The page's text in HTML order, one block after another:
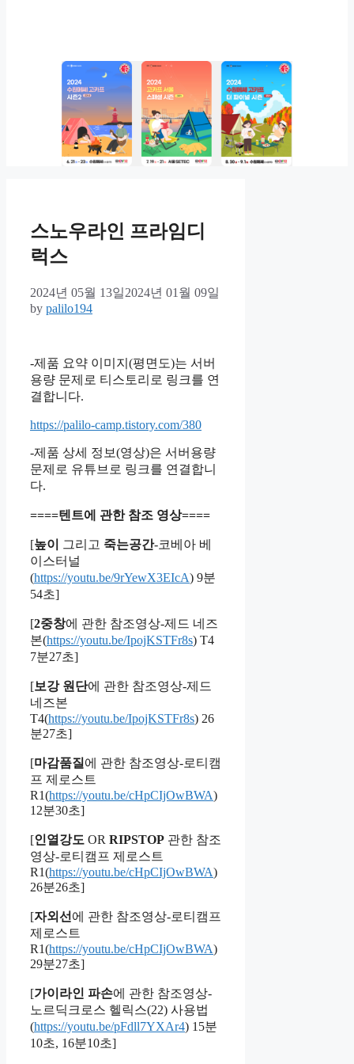
스노우라인 프라임디
럭스
2024년 05월 13일2024년 01월 09일
by palilo194
-제품 요약 이미지(평면도)는 서버
용량 문제로 티스토리로 링크를 연
결합니다.
https://palilo-camp.tistory.com/380
-제품 상세 정보(영상)은 서버용량
문제로 유튜브로 링크를 연결합니
다.
====텐트에 관한 참조 영상====
[높이 그리고 죽는공간-코베아 베
이스터널
(https://youtu.be/9rYewX3EIcA) 9분
54초]
[2중창에 관한 참조영상-제드 네즈
본(https://youtu.be/IpojKSTFr8s) T4
7분27초]
[보강 원단에 관한 참조영상-제드
네즈본
T4(https://youtu.be/IpojKSTFr8s) 26
분27초]
[마감품질 에 관한 참조영상-로티캠
프 제로스트
R1(https://youtu.be/cHpCIjOwBWA)
12분30초]
[인열강도 OR RIPSTOP 관한 참조
영상-로티캠프 제로스트
R1(https://youtu.be/cHpCIjOwBWA)
26분26초]
[자외선 에 관한 참조영상-로티캠프
제로스트
R1(https://youtu.be/cHpCIjOwBWA)
29분27초]
[가이라인 파손에 관한 참조영상-
노르딕크로스 헬릭스(22) 사용법
(https://youtu.be/pFdll7YXAr4) 15분
10초, 16분10초]